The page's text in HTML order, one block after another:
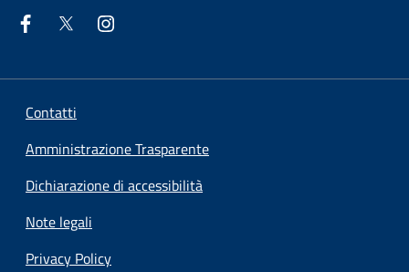
Contatti
Amministrazione Trasparente
Dichiarazione di accessibilità
Note legali
Privacy Policy